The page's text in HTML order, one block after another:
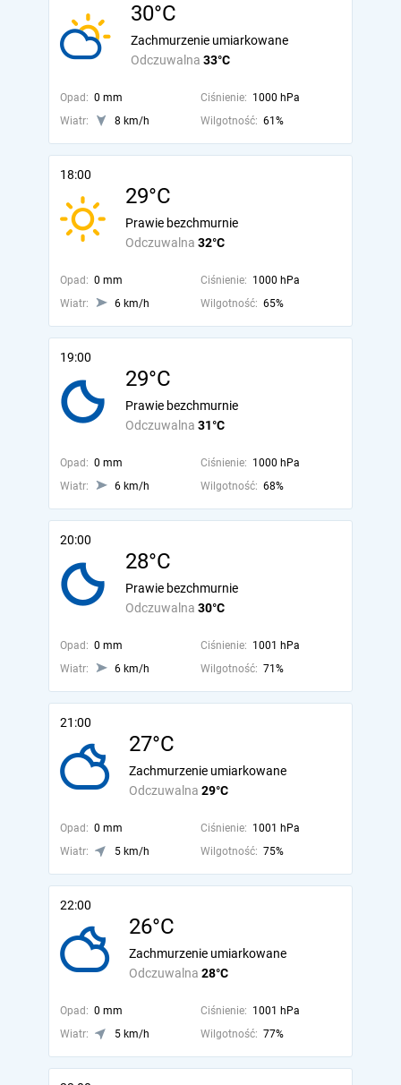
30°C
Odczuwalna 33°C
Zachmurzenie umiarkowane
Opad: 0 mm Ciśnienie: 1000 hPa
Wiatr:
8 km/h Wilgotność: 61%
18:00
29°C
Odczuwalna 32°C
Prawie bezchmurnie
Opad: 0 mm Ciśnienie: 1000 hPa
Wiatr:
6 km/h Wilgotność: 65%
19:00
29°C
Odczuwalna 31°C
Prawie bezchmurnie
Opad: 0 mm Ciśnienie: 1000 hPa
Wiatr:
6 km/h Wilgotność: 68%
20:00
28°C
Odczuwalna 30°C
Prawie bezchmurnie
Opad: 0 mm Ciśnienie: 1001 hPa
Wiatr:
6 km/h Wilgotność: 71%
21:00
27°C
Odczuwalna 29°C
Zachmurzenie umiarkowane
Opad: 0 mm Ciśnienie: 1001 hPa
Wiatr:
5 km/h Wilgotność: 75%
22:00
26°C
Odczuwalna 28°C
Zachmurzenie umiarkowane
Opad: 0 mm Ciśnienie: 1001 hPa
Wiatr:
5 km/h Wilgotność: 77%